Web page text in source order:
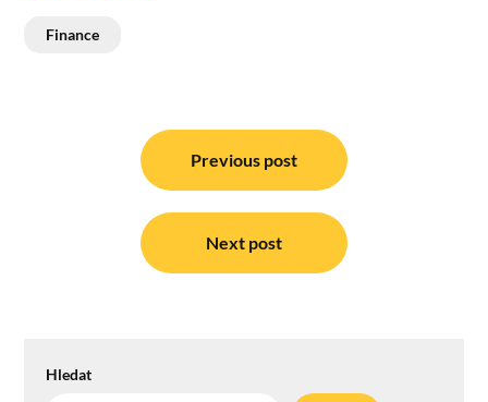
Finance
Previous post
Next post
Hledat